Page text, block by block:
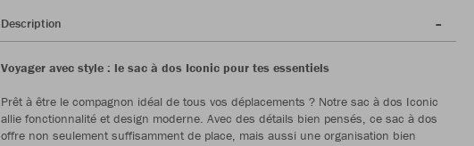
Description
Voyager avec style : le sac à dos Iconic pour tes essentiels
Prêt à être le compagnon idéal de tous vos déplacements ? Notre sac à dos Iconic
allie fonctionnalité et design moderne. Avec des détails bien pensés, ce sac à dos
offre non seulement suffisamment de place, mais aussi une organisation bien